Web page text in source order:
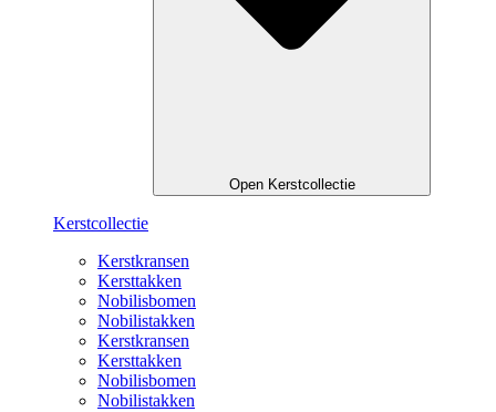
Open Kerstcollectie
Kerstcollectie
Kerstkransen
Kersttakken
Nobilisbomen
Nobilistakken
Kerstkransen
Kersttakken
Nobilisbomen
Nobilistakken